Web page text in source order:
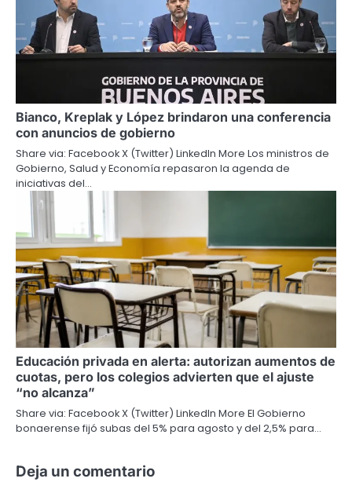
Bianco, Kreplak y López brindaron una conferencia
con anuncios de gobierno
Share via: Facebook X (Twitter) LinkedIn More Los ministros de
Gobierno, Salud y Economía repasaron la agenda de
iniciativas del…
Educación privada en alerta: autorizan aumentos de
cuotas, pero los colegios advierten que el ajuste
“no alcanza”
Share via: Facebook X (Twitter) LinkedIn More El Gobierno
bonaerense fijó subas del 5% para agosto y del 2,5% para…
Deja un comentario